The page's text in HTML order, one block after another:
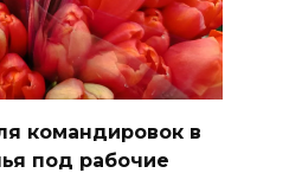
командировок в
под рабочие